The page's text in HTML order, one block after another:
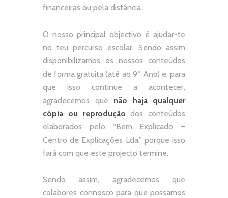
financeiras ou pela distância.
O nosso principal objectivo é ajudar-te
no teu percurso escolar. Sendo assim
disponibilizamos os nossos conteúdos
de forma gratuita (até ao 9º Ano) e, para
que isso continue a acontecer,
agradecemos que não
haja qualquer
cópia ou reprodução dos conteúdos
elaborados pelo “Bem Explicado –
Centro de Explicações Lda.” porque isso
fará com que este projecto termine.
Sendo assim, agradecemos que
colabores connosco para que possamos